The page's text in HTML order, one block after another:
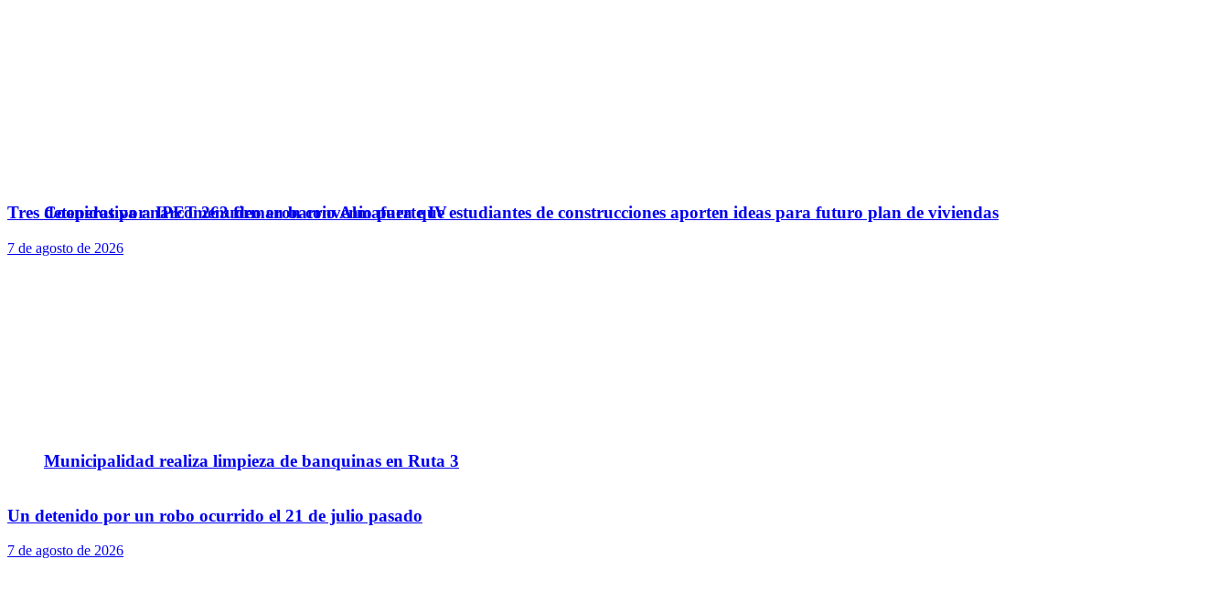
Cooperativa a IPET 263 firmaron convenio para que estudiantes de construcciones aporten ideas para futuro plan de viviendas
Municipalidad realiza limpieza de banquinas en Ruta 3
Tres detenidos por narcomenudeo en barrio Almafuerte IV
7 de agosto de 2026
Un detenido por un robo ocurrido el 21 de julio pasado
7 de agosto de 2026